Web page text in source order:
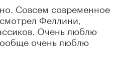
Совсем современное
Феллини,
Очень люблю
очень люблю